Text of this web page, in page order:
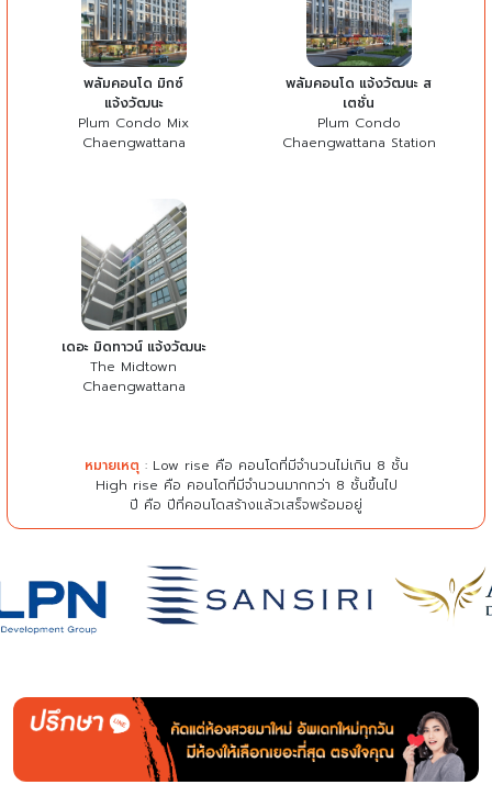
พลัมคอนโด มิกซ์
แจ้งวัฒนะ
Plum Condo Mix
Chaengwattana
พลัมคอนโด แจ้งวัฒนะ ส
เตชั่น
Plum Condo
Chaengwattana Station
เดอะ มิดทาวน์ แจ้งวัฒนะ
The Midtown
Chaengwattana
หมายเหตุ : Low rise คือ คอนโดที่มีจำนวนไม่เกิน 8 ชั้น
High rise คือ คอนโดที่มีจำนวนมากกว่า 8 ชั้นขึ้นไป
ปี คือ ปีที่คอนโดสร้างแล้วเสร็จพร้อมอยู่